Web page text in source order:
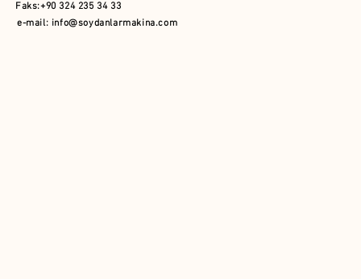
Faks:+90 324 235 34 33
e-mail: info@soydanlarmakina.com